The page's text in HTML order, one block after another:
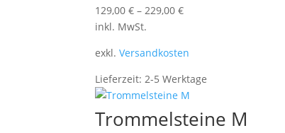
129,00€ –229,00€
inkl. MwSt.
exkl.Versandkosten
Lieferzeit:2-5 Werktage
Trommelsteine M